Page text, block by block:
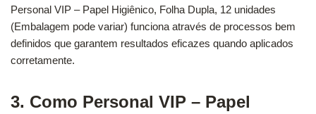
Personal VIP – Papel Higiênico, Folha Dupla, 12 unidades
(Embalagem pode variar) funciona através de processos bem
definidos que garantem resultados eficazes quando aplicados
corretamente.
3. Como Personal VIP – Papel